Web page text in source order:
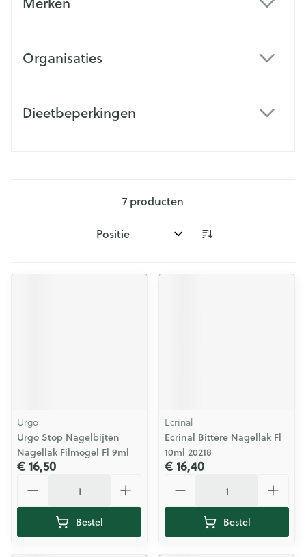
Organisaties
Dieetbeperkingen
7 producten
Sorteer op:
Urgo
Urgo Stop Nagelbijten
Nagellak Filmogel Fl 9ml
€ 16,50
Bestel
Ecrinal
Ecrinal Bittere Nagellak Fl
10ml 20218
€ 16,40
Bestel